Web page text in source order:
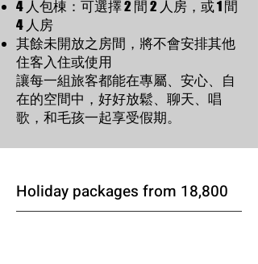
4 人包棟：可選擇 2 間 2 人房，或 1 間
4 人房
其餘未開放之房間，將不會安排其他
住客入住或使用
讓每一組旅客都能在專屬、安心、自
在的空間中，好好放鬆、聊天、唱
歌，和毛孩一起享受假期。
Holiday packages from 18,800